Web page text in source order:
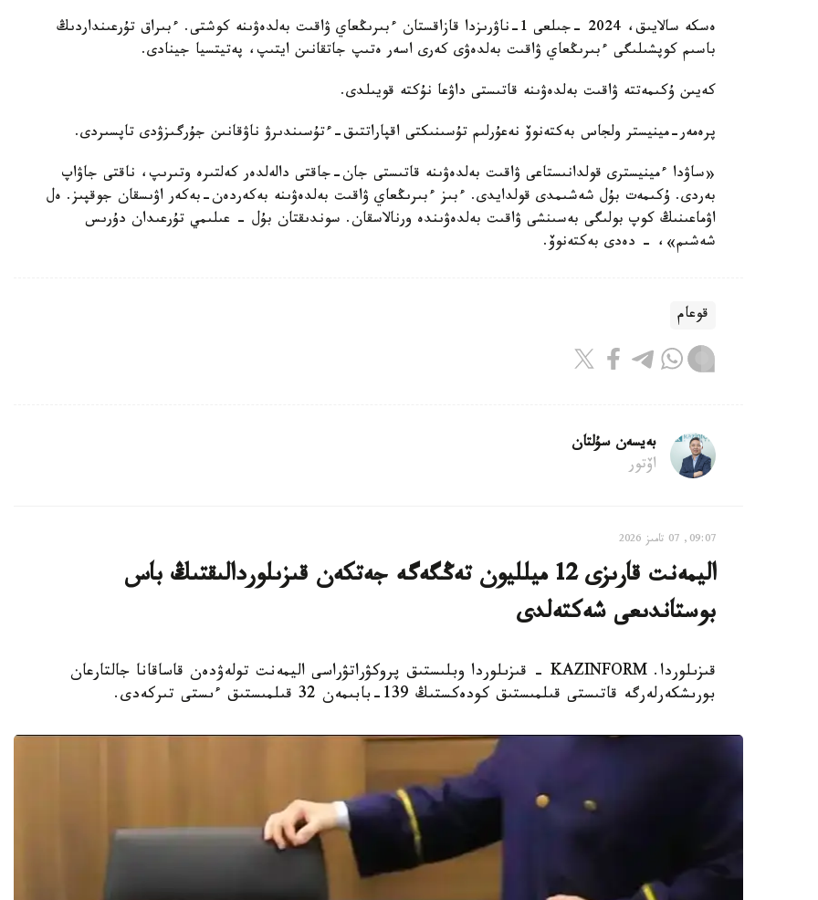
ەسكە سالايىق، 2024 -جىلعى 1-ناۋرىزدا قازاقستان ءبىرىڭعاي ۋاقىت بەلدەۋىنە كوشتى. ءبىراق تۇرعىنداردىڭ
باسىم كوپشىلىگى ءبىرىڭعاي ۋاقىت بەلدەۋى كەرى اسەر ەتىپ جاتقانىن ايتىپ، پەتيتسيا جينادى.
كەيىن ۇكىمەتتە ۋاقىت بەلدەۋىنە قاتىستى داۋعا نۇكتە قويىلدى.
پرەمەر-مينيستر ولجاس بەكتەنوۆ نەعۇرلىم تۇسىنىكتى اقپاراتتىق-ءتۇسىندىرۋ ناۋقانىن جۇرگىزۋدى تاپسىردى.
«ساۋدا ءمينيسترى قولدانىستاعى ۋاقىت بەلدەۋىنە قاتىستى جان-جاقتى دالەلدەر كەلتىرە وتىرىپ، ناقتى جاۋاپ
بەردى. ۇكىمەت بۇل شەشىمدى قولدايدى. ءبىز ءبىرىڭعاي ۋاقىت بەلدەۋىنە بەكەردەن-بەكەر اۋىسقان جوقپىز. ەل
اۋماعىنىڭ كوپ بولىگى بەسىنشى ۋاقىت بەلدەۋىندە ورنالاسقان. سوندىقتان بۇل - عىلىمي تۇرعىدان دۇرىس
شەشىم»، - دەدى بەكتەنوۆ.
قوعام
بەيسەن سۇلتان
اۆتور
09:07, 07 تامىز 2026
اليمەنت قارىزى 12 ميلليون تەڭگەگە جەتكەن قىزىلوردالىقتىڭ باس
بوستاندىعى شەكتەلدى
قىزىلوردا. KAZINFORM - قىزىلوردا وبلىستىق پروكۋراتۋراسى اليمەنت تولەۋدەن قاساقانا جالتارعان
بورىشكەرلەرگە قاتىستى قىلمىستىق كودەكستىڭ 139-بابىمەن 32 قىلمىستىق ءىستى تىركەدى.